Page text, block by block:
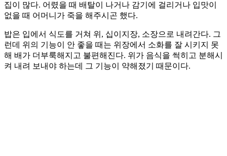
집이 많다. 어렸을 때 배탈이 나거나 감기에 걸리거나 입맛이
없을 때 어머니가 죽을 해주시곤 했다.
밥은 입에서 식도를 거쳐 위, 십이지장, 소장으로 내려간다. 그
런데 위의 기능이 안 좋을 때는 위장에서 소화를 잘 시키지 못
해 배가 더부룩해지고 불편해진다. 위가 음식을 썩히고 분해시
켜 내려 보내야 하는데 그 기능이 약해졌기 때문이다.